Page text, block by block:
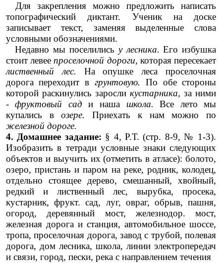
Для закрепления можно предложить написать
топографический диктант. Ученик на доске
записывает текст, заменяя выделенные слова
условными обозначениями.
Недавно мы поселились у лесника.Его избушка
стоит левее проселочной дороги, которая пересекает
лиственный лес. На опушке леса проселочная
дорога переходит в грунтовую. По обе стороны
которой раскинулись заросликустарника, за ними
-фруктовый сади наша школа.Все лето мы
купались возере.Приехать к нам можно по
железной дороге.
4. Домашнее задание: § 4, Р.Т. (стр. 8-9, № 1-3).
Изобразить в тетради условные знаки следующих
объектов и выучить их (отметить в атласе): болото,
озеро, пристань и паром на реке, родник, колодец,
отдельно стоящее дерево, смешанный, хвойный,
редкий и лиственный лес, вырубка, просека,
кустарник, фрукт. сад, луг, овраг, обрыв, пашня,
огород, деревянный мост, железнодор. мост,
железная дорога и станция, автомобильное шоссе,
тропа, проселочная дорога, завод с трубой, полевая
дорога, дом лесника, школа, линии электропередач
и связи, город, пески, река с направлением течения